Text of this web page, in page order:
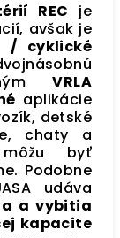
REC je
avšak je
/ cyklické
VRLA
aplikácie
detské
chaty a
byť
Podobne
udáva
a vybitia
kapacite